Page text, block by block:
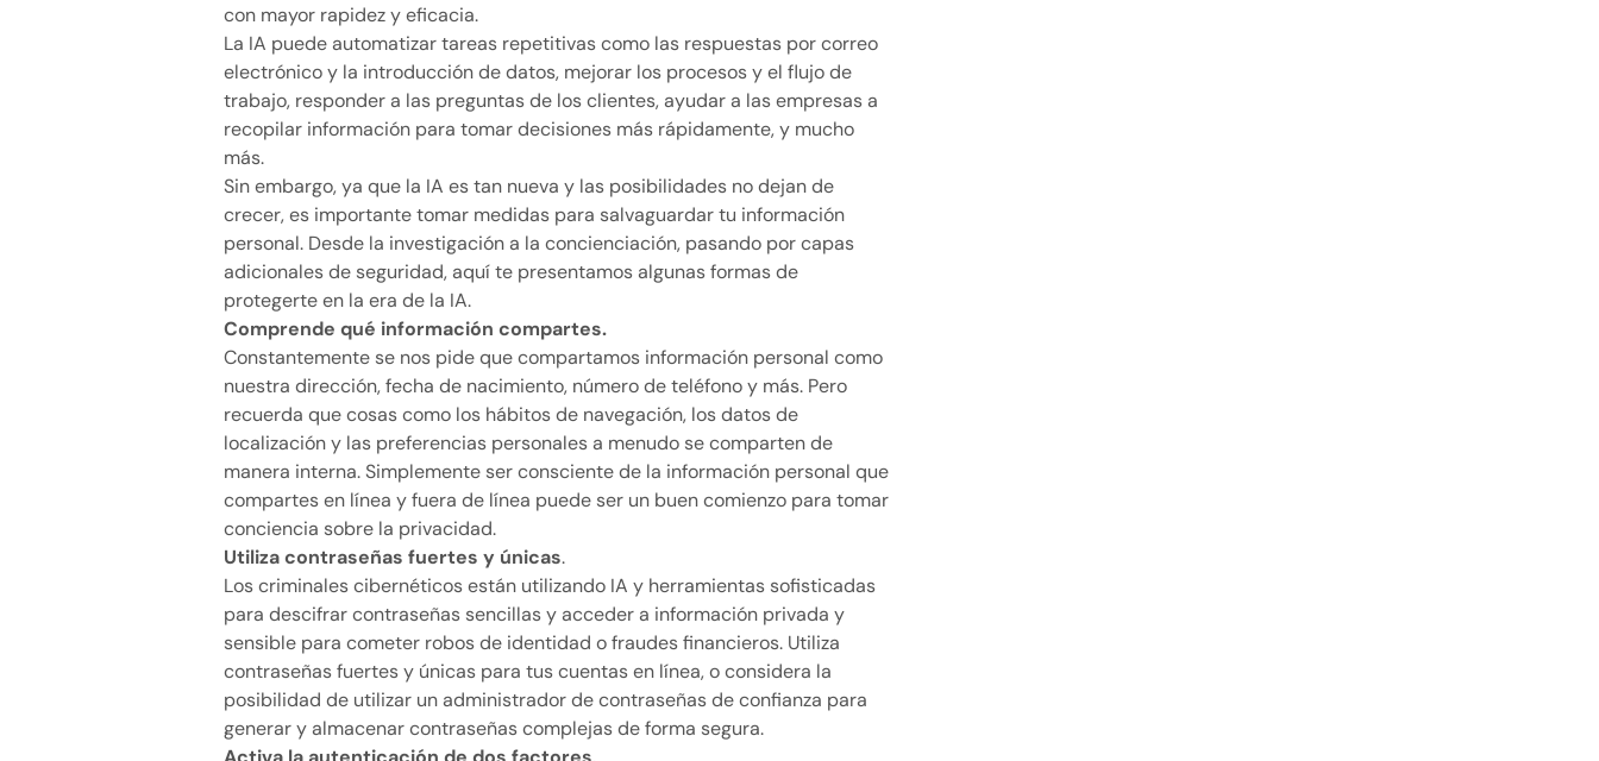
con mayor rapidez y eficacia.
La IA puede automatizar tareas repetitivas como las respuestas por correo
electrónico y la introducción de datos, mejorar los procesos y el flujo de
trabajo, responder a las preguntas de los clientes, ayudar a las empresas a
recopilar información para tomar decisiones más rápidamente, y mucho
más.
Sin embargo, ya que la IA es tan nueva y las posibilidades no dejan de
crecer, es importante tomar medidas para salvaguardar tu información
personal. Desde la investigación a la concienciación, pasando por capas
adicionales de seguridad, aquí te presentamos algunas formas de
protegerte en la era de la IA.
Comprende qué información compartes.
Constantemente se nos pide que compartamos información personal como
nuestra dirección, fecha de nacimiento, número de teléfono y más. Pero
recuerda que cosas como los hábitos de navegación, los datos de
localización y las preferencias personales a menudo se comparten de
manera interna. Simplemente ser consciente de la información personal que
compartes en línea y fuera de línea puede ser un buen comienzo para tomar
conciencia sobre la privacidad.
Utiliza contraseñas fuertes y únicas.
Los criminales cibernéticos están utilizando IA y herramientas sofisticadas
para descifrar contraseñas sencillas y acceder a información privada y
sensible para cometer robos de identidad o fraudes financieros. Utiliza
contraseñas fuertes y únicas para tus cuentas en línea, o considera la
posibilidad de utilizar un administrador de contraseñas de confianza para
generar y almacenar contraseñas complejas de forma segura.